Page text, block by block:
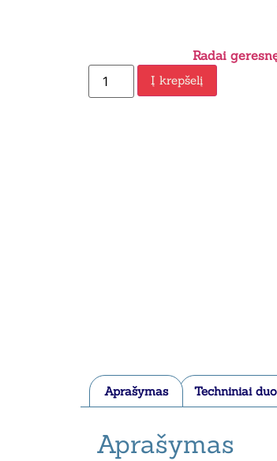
Radai
Į krepšelį
Aprašymas Techniniai
Aprašymas